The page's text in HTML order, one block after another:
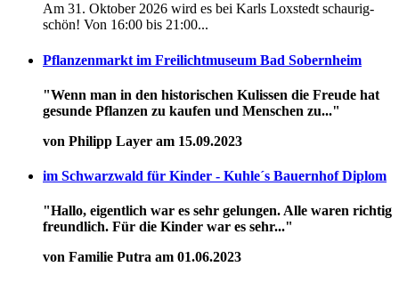
Am 31. Oktober 2026 wird es bei Karls Loxstedt schaurig-
schön! Von 16:00 bis 21:00...
Pflanzenmarkt im Freilichtmuseum Bad Sobernheim
"Wenn man in den historischen Kulissen die Freude hat
gesunde Pflanzen zu kaufen und Menschen zu..."
von Philipp Layer am 15.09.2023
im Schwarzwald für Kinder - Kuhle´s Bauernhof Diplom
"Hallo, eigentlich war es sehr gelungen. Alle waren richtig
freundlich. Für die Kinder war es sehr..."
von Familie Putra am 01.06.2023